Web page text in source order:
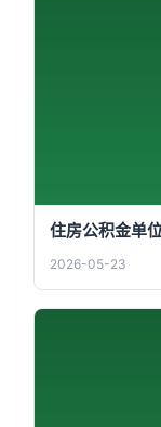
住房公积金单
2026-05-23